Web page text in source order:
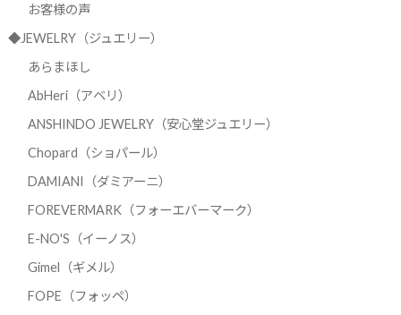
お客様の声
◆JEWELRY（ジュエリー）
あらまほし
AbHeri（アベリ）
ANSHINDO JEWELRY（安心堂ジュエリー）
Chopard（ショパール）
DAMIANI（ダミアーニ）
FOREVERMARK（フォーエバーマーク）
E-NO'S（イーノス）
Gimel（ギメル）
FOPE（フォッペ）